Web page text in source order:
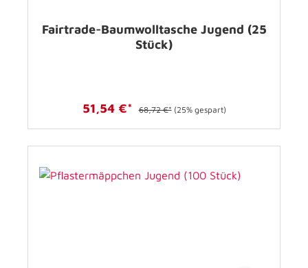
Fairtrade-Baumwolltasche Jugend (25
Stück)
51,54 €* 68,72 €* (25% gespart)